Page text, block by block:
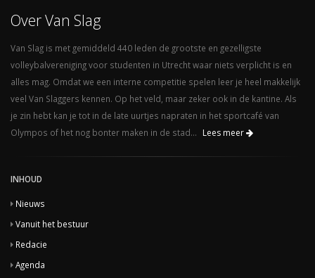
Over Van Slag
Van Slag is met gemiddeld 440 leden de grootste en gezelligste
volleybalvereniging voor studenten in Utrecht waar niets verplicht is en
alles mag. Omdat we een interne competitie spelen leer je heel makkelijk
veel Van Slaggers kennen. Op het veld, maar zeker ook in de kantine. Als
je zin hebt kan je tot in de late uurtjes napraten in het sportcafé van
Olympos of het nog bonter maken in de stad...
Lees meer
INHOUD
Nieuws
Vanuit het bestuur
Redacie
Agenda